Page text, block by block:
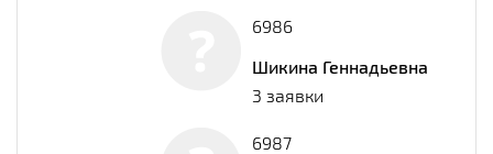
6986
Шикина Геннадьевна
3 заявки
6987